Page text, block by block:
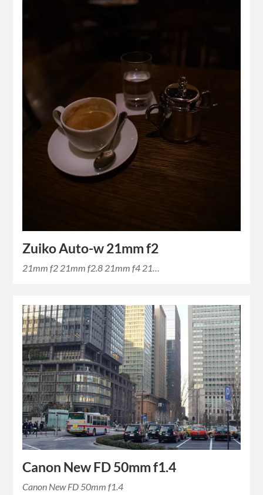
Zuiko Auto-w 21mm f2
21mm f2 21mm f2.8 21mm f4 21…
Canon New FD 50mm f1.4
Canon New FD 50mm f1.4